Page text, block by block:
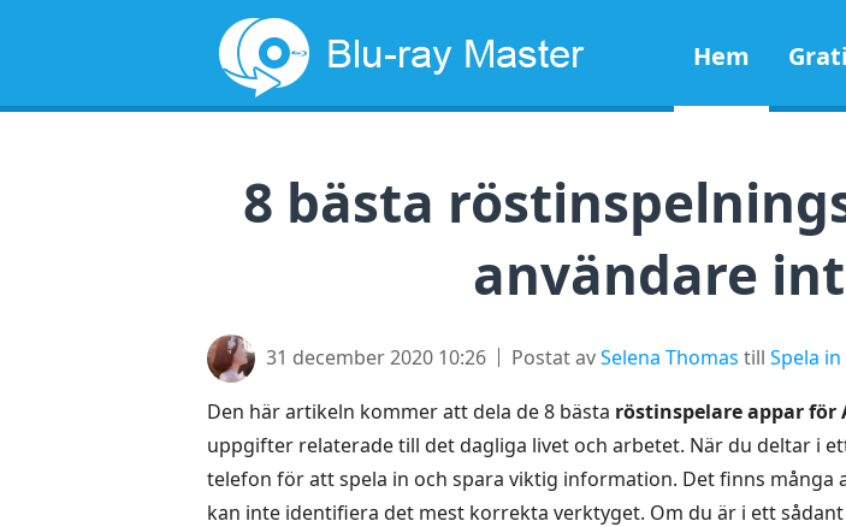
Hem
8 bästa
användare
31 december 2020 10:26 Postat avSelena Thomas till Spela
Den här artikeln kommer att dela de 8 bästa röstinspelare appar för
uppgifter relaterade till det dagliga livet och arbetet. När du deltar i
telefon för att spela in och spara viktig information. Det finns
kan inte identifiera det mest korrekta verktyget. Om du är i ett